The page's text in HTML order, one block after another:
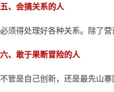
五、会搞关系的人
必须得处理好各种关系。除了
六、敢于果断冒险的人
不管是自己创新，还是最先山